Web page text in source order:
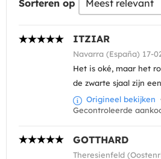
Sorteren op
ITZIAR
Navarra (España) 17-
Het is oké, maar het
de zwarte sjaal zijn
Origineel bekijken
Gecontroleerde
GOTTHARD
Theresienfeld